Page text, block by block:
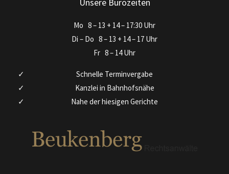
Mo 8 – 13 + 14 – 17:30 Uhr
Di – Do 8 – 13 + 14 – 17 Uhr
Fr 8 – 14 Uhr
Schnelle Terminvergabe
Kanzlei in Bahnhofsnähe
Nahe der hiesigen Gerichte